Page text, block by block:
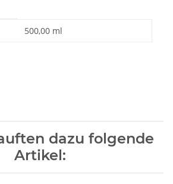
500,00 ml
dazu folgende
Artikel: